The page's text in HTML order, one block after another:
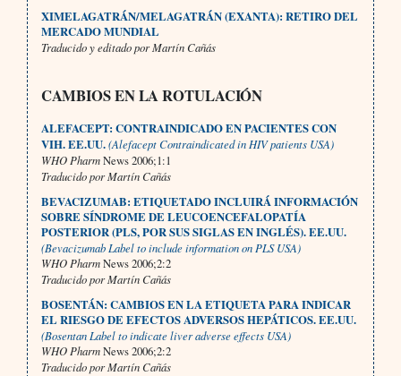
XIMELAGATRÁN/MELAGATRÁN (EXANTA): RETIRO DEL
MERCADO MUNDIAL
Traducido y editado por Martín Cañás
CAMBIOS EN LA ROTULACIÓN
ALEFACEPT: CONTRAINDICADO EN PACIENTES CON
VIH. EE.UU.(Alefacept Contraindicated in HIV patients USA)
WHO PharmNews 2006;1:1
Traducido por Martín Cañás
BEVACIZUMAB: ETIQUETADO INCLUIRÁ INFORMACIÓN
SOBRE SÍNDROME DE LEUCOENCEFALOPATÍA
POSTERIOR (PLS, POR SUS SIGLAS EN INGLÉS). EE.UU.
(Bevacizumab Label to include information on PLS USA)
WHO PharmNews 2006;2:2
Traducido por Martín Cañás
BOSENTÁN: CAMBIOS EN LA ETIQUETA PARA INDICAR
EL RIESGO DE EFECTOS ADVERSOS HEPÁTICOS. EE.UU.
(Bosentan Label to indicate liver adverse effects USA)
WHO PharmNews 2006;2:2
Traducido por Martín Cañás